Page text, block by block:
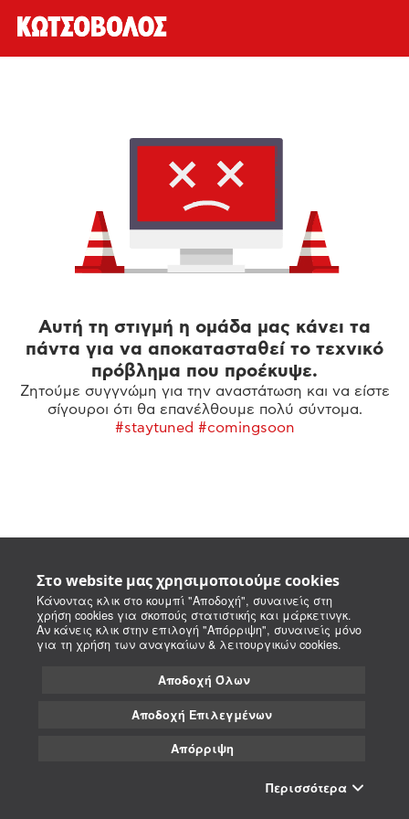
Στο website μας χρησιμοποιούμε cookies
Κάνοντας κλικ στο κουμπί "Αποδοχή", συναινείς στη
χρήση cookies για σκοπούς στατιστικής και μάρκετινγκ.
Αν κάνεις κλικ στην επιλογή "Απόρριψη", συναινείς μόνο
για τη χρήση των αναγκαίων & λειτουργικών cookies.
Αποδοχή Όλων
Αποδοχή Επιλεγμένων
Απόρριψη
Περισσότερα
Αυτή τη στιγμή η ομάδα μας κάνει τα
πάντα για να αποκατασταθεί το τεχνικό
πρόβλημα που προέκυψε.
Ζητούμε συγγνώμη για την αναστάτωση και να είστε
σίγουροι ότι θα επανέλθουμε πολύ σύντομα.
#staytuned #comingsoon